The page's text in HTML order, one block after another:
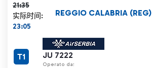
21:35
实际时间:
23:05
JU 7222
Operato da:
REGGIO CALABRIA (REG)
T1